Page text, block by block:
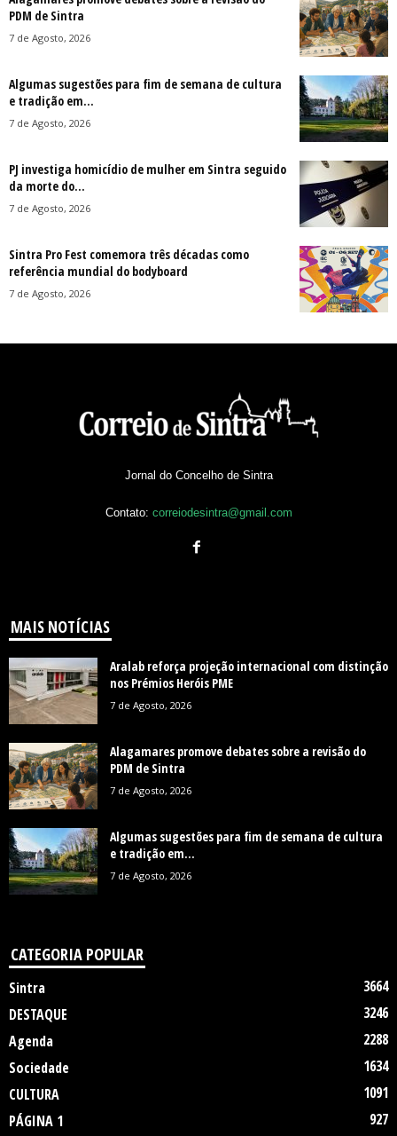
PDM de Sintra
7 de Agosto, 2026
Algumas sugestões para fim de semana de cultura
e tradição em...
7 de Agosto, 2026
PJ investiga homicídio de mulher em Sintra seguido
da morte do...
7 de Agosto, 2026
Sintra Pro Fest comemora três décadas como
referência mundial do bodyboard
7 de Agosto, 2026
Jornal do Concelho de Sintra
Contato: correiodesintra@gmail.com
MAIS NOTÍCIAS
Aralab reforça projeção internacional com distinção
nos Prémios Heróis PME
7 de Agosto, 2026
Alagamares promove debates sobre a revisão do
PDM de Sintra
7 de Agosto, 2026
Algumas sugestões para fim de semana de cultura
e tradição em...
7 de Agosto, 2026
CATEGORIA POPULAR
Sintra
3664
DESTAQUE
3246
Agenda
2288
Sociedade
1634
CULTURA
1091
PÁGINA 1
927